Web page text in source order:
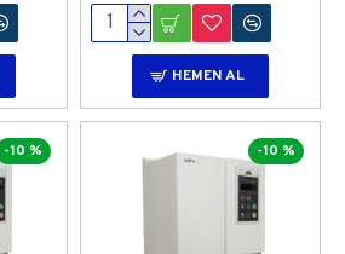
HEMEN AL
-10 % -10 %